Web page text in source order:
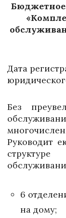
Дата
Без
Руководит
6
на дому;